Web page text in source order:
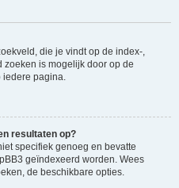
die je vindt op de index-,
is mogelijk door op de
iedere pagina.
resultaten op?
specifiek genoeg en bevatte
geïndexeerd worden. Wees
de beschikbare opties.